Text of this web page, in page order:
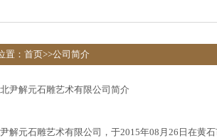
置： 首页>>公司简介
尹解元石雕艺术有限公司简介
解元石雕艺术有限公司，于2015年08月26日在黄石